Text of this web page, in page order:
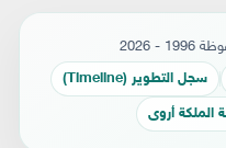
2026
سجل التطوير (Timeline)
الملكة أروى